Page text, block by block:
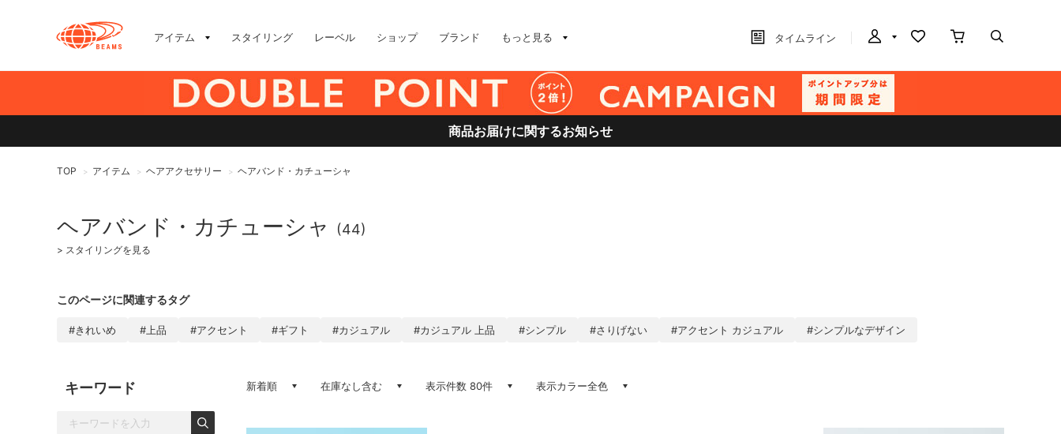
アイテム スタイリング レーベル ショップ ブランド もっと見る タイムライン
商品お届けに関するお知らせ
TOP > アイテム > ヘアアクセサリー > ヘアバンド・カチューシャ
ヘアバンド・カチューシャ (44)
> スタイリングを見る
このページに関連するタグ
#きれいめ #上品 #アクセント #ギフト #カジュアル #カジュアル 上品 #シンプル #さりげない #アクセント カジュアル #シンプルなデザイン
キーワード 新着順 在庫なし含む 表示件数 80件 表示カラー全色